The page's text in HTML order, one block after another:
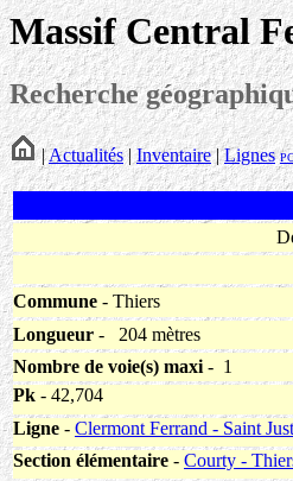
Massif Central
Recherche
|Actualités| Inventaire|Lignes
Commune - Thiers
Longueur -
204 mètres
Nombre de voie(s) maxi - 1
Pk - 42,704
Ligne - Clermont Ferrand - Saint
Section élémentaire - Courty -